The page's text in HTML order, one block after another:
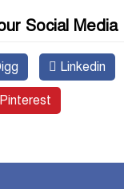
Social Media
Linkedin
Pinterest